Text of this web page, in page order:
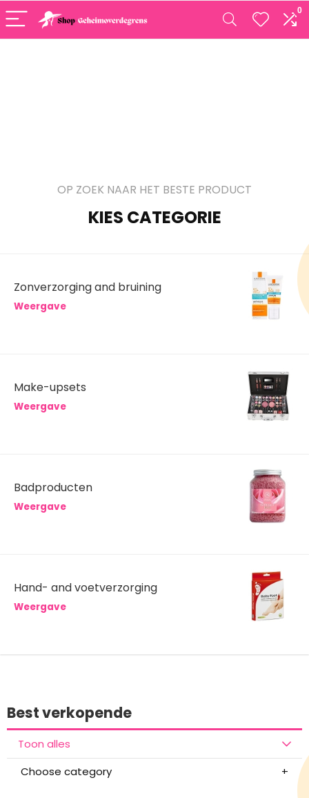
0
OP ZOEK NAAR HET BESTE PRODUCT
KIES CATEGORIE
Zonverzorging and bruining
Weergave
Make-upsets
Weergave
Badproducten
Weergave
Hand- and voetverzorging
Weergave
Best verkopende
Toon alles
Choose category